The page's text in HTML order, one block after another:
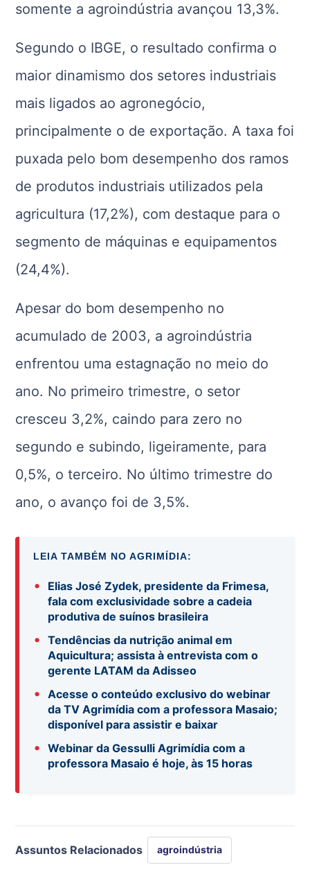
somente a agroindústria avançou 13,3%.
Segundo o IBGE, o resultado confirma o
maior dinamismo dos setores industriais
mais ligados ao agronegócio,
principalmente o de exportação. A taxa foi
puxada pelo bom desempenho dos ramos
de produtos industriais utilizados pela
agricultura (17,2%), com destaque para o
segmento de máquinas e equipamentos
(24,4%).
Apesar do bom desempenho no
acumulado de 2003, a agroindústria
enfrentou uma estagnação no meio do
ano. No primeiro trimestre, o setor
cresceu 3,2%, caindo para zero no
segundo e subindo, ligeiramente, para
0,5%, o terceiro. No último trimestre do
ano, o avanço foi de 3,5%.
LEIA TAMBÉM NO AGRIMÍDIA:
•
Elias José Zydek, presidente da Frimesa,
fala com exclusividade sobre a cadeia
produtiva de suínos brasileira
•
Tendências da nutrição animal em
Aquicultura; assista à entrevista com o
gerente LATAM da Adisseo
•
Acesse o conteúdo exclusivo do webinar
da TV Agrimídia com a professora Masaio;
disponível para assistir e baixar
•
Webinar da Gessulli Agrimídia com a
professora Masaio é hoje, às 15 horas
Assuntos Relacionados agroindústria